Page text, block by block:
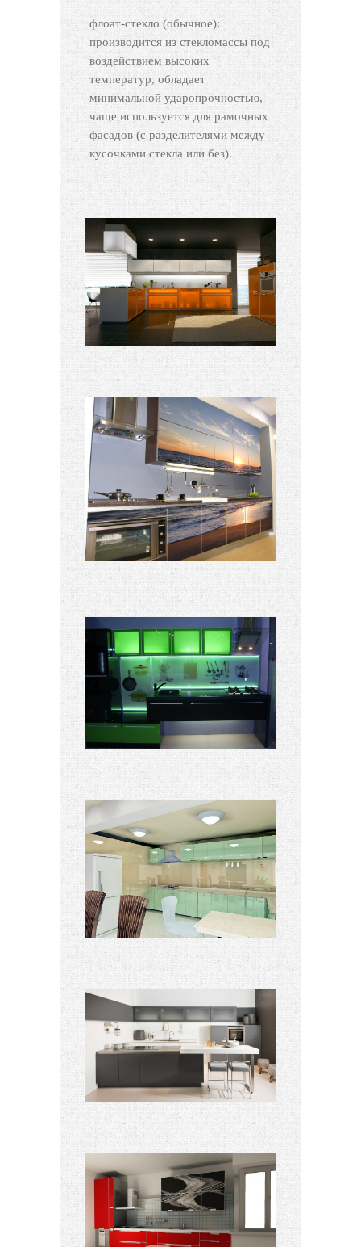
флоат-стекло (обычное):
производится из стекломассы под
воздействием высоких
температур, обладает
минимальной ударопрочностью,
чаще используется для рамочных
фасадов (с разделителями между
кусочками стекла или без).